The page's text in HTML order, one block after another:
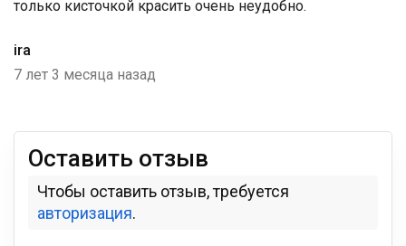
только кисточкой красить очень неудобно.
ira
7 лет 3 месяца назад
Оставить отзыв
Чтобы оставить отзыв, требуется
авторизация.